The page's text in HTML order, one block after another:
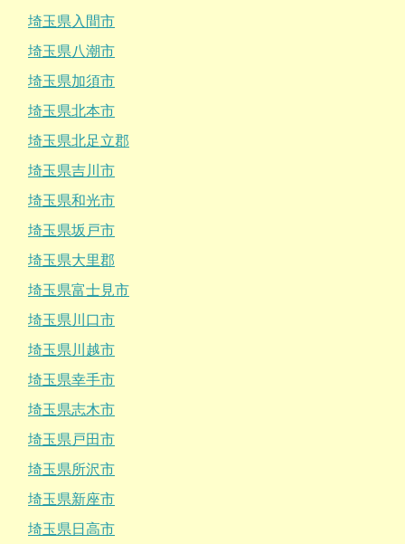
埼玉県入間市
埼玉県八潮市
埼玉県加須市
埼玉県北本市
埼玉県北足立郡
埼玉県吉川市
埼玉県和光市
埼玉県坂戸市
埼玉県大里郡
埼玉県富士見市
埼玉県川口市
埼玉県川越市
埼玉県幸手市
埼玉県志木市
埼玉県戸田市
埼玉県所沢市
埼玉県新座市
埼玉県日高市